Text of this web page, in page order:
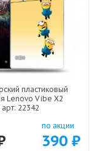
пластиковый
Lenovo Vibe X2
22342
по акции
390 ₽